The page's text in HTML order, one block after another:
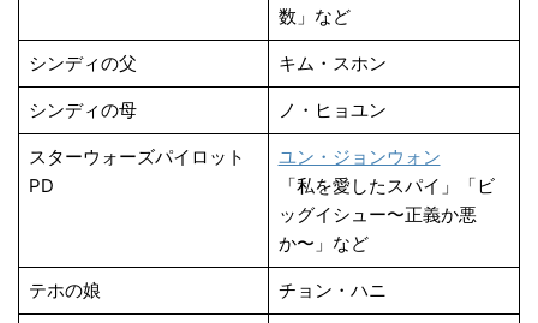
数」など
シンディの父 キム・スホン
シンディの母 ノ・ヒョユン
スターウォーズパイロット
PD
ユン・ジョンウォン
「私を愛したスパイ」「ビ
ッグイシュー〜正義か悪
か〜」など
テホの娘 チョン・ハニ